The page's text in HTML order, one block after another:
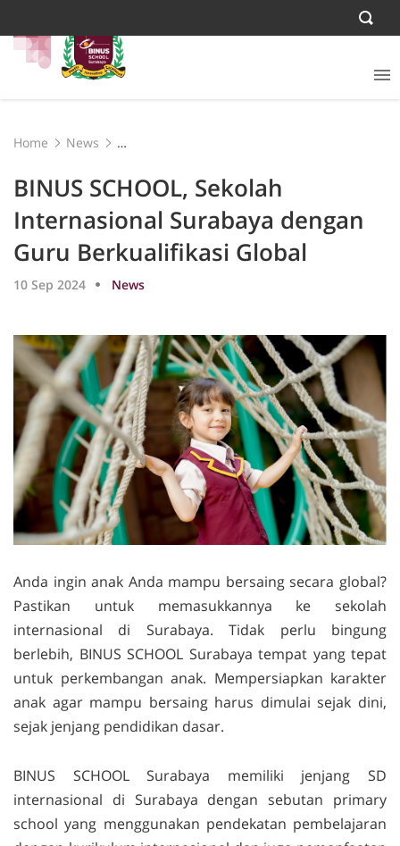
Home
News
BINUS SCHOOL, Sekolah
Internasional Surabaya dengan
Guru Berkualifikasi Global
10 Sep 2024 News
Anda ingin anak Anda mampu bersaing secara global?
Pastikan untuk memasukkannya ke sekolah
internasional di Surabaya. Tidak perlu bingung
berlebih, BINUS SCHOOL Surabaya tempat yang tepat
untuk perkembangan anak. Mempersiapkan karakter
anak agar mampu bersaing harus dimulai sejak dini,
sejak jenjang pendidikan dasar.
BINUS SCHOOL Surabaya memiliki jenjang SD
internasional di Surabaya dengan sebutan primary
schoolyang menggunakan pendekatan pembelajaran